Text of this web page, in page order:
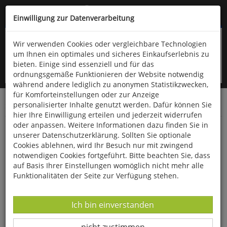
Kompletten Head der Seite überspringen
oder (06766) 9323-960
Startseite Bücher Literatur Belletristik
Haribo - So schmeckt das Glück
Einwilligung zur Datenverarbeitung
Wir verwenden Cookies oder vergleichbare Technologien
um Ihnen ein optimales und sicheres Einkaufserlebnis zu
bieten. Einige sind essenziell und für das
ordnungsgemäße Funktionieren der Website notwendig
während andere lediglich zu anonymen Statistikzwecken,
für Komforteinstellungen oder zur Anzeige
personalisierter Inhalte genutzt werden. Dafür können Sie
hier Ihre Einwilligung erteilen und jederzeit widerrufen
oder anpassen. Weitere Informationen dazu finden Sie in
unserer Datenschutzerklärung. Sollten Sie optionale
Cookies ablehnen, wird Ihr Besuch nur mit zwingend
notwendigen Cookies fortgeführt. Bitte beachten Sie, dass
auf Basis Ihrer Einstellungen womöglich nicht mehr alle
Funktionalitäten der Seite zur Verfügung stehen.
Datenverarbeitung -
Ich bin einverstanden